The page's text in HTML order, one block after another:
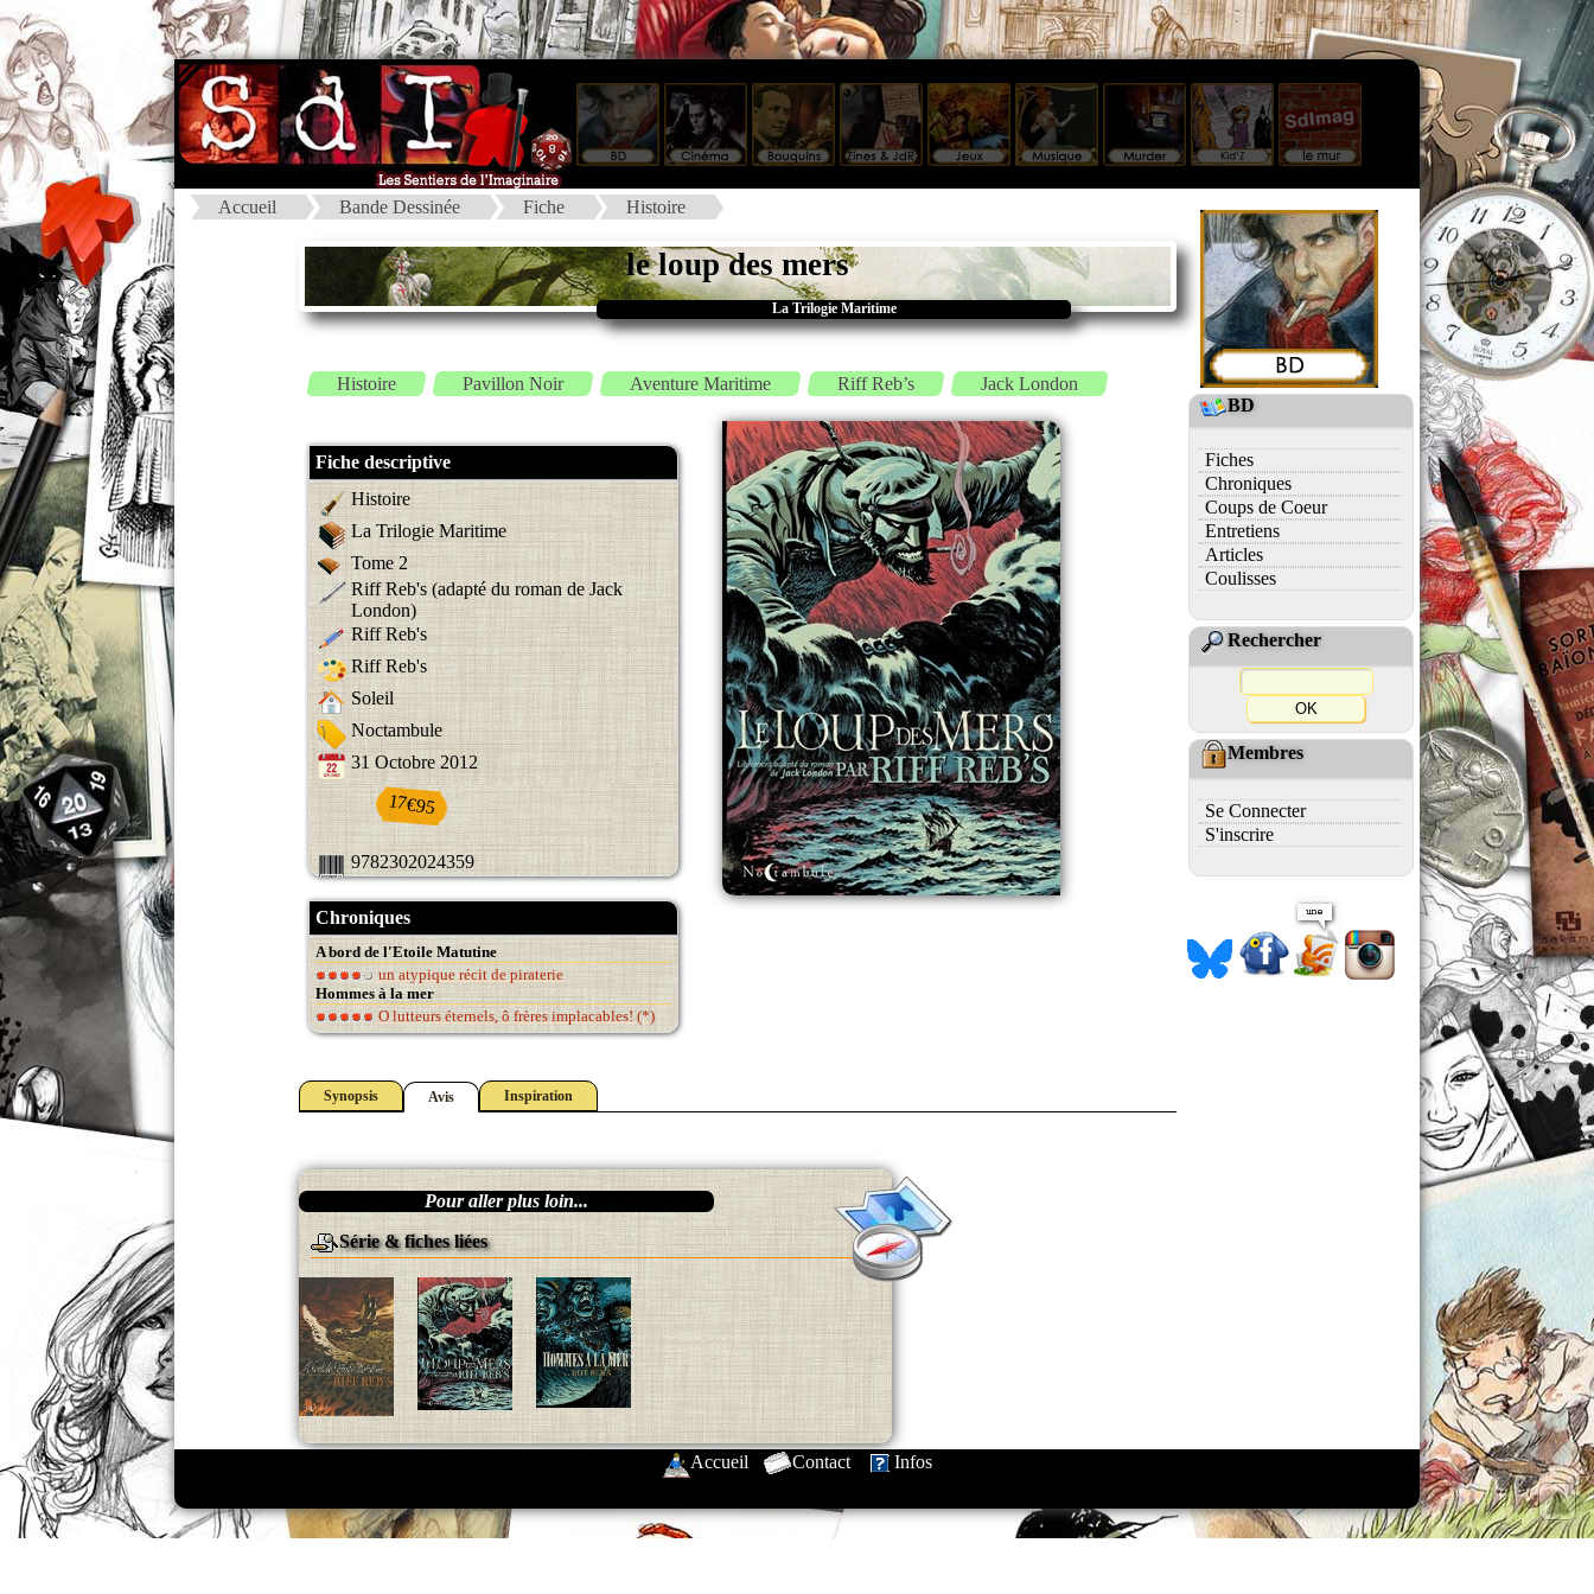
Accueil Bande Dessinée Fiche Histoire
le loup des mers
La Trilogie Maritime
Histoire Pavillon Noir Aventure Maritime Riff Reb’s Jack London
Fiche descriptive
Histoire
La Trilogie Maritime
Tome 2
Riff Reb's (adapté du roman de Jack
London)
Riff Reb's
Riff Reb's
Soleil
Noctambule
31 Octobre 2012
17€95
9782302024359
Chroniques
A bord de l'Etoile Matutine
un atypique récit de piraterie
Hommes à la mer
O lutteurs éternels, ô frères implacables! (*)
Synopsis Avis Inspiration
Pour aller plus loin...
Série & fiches liées
BD
Fiches
Chroniques
Coups de Coeur
Entretiens
Articles
Coulisses
Rechercher
Membres
Se Connecter
S'inscrire
Accueil Contact Infos